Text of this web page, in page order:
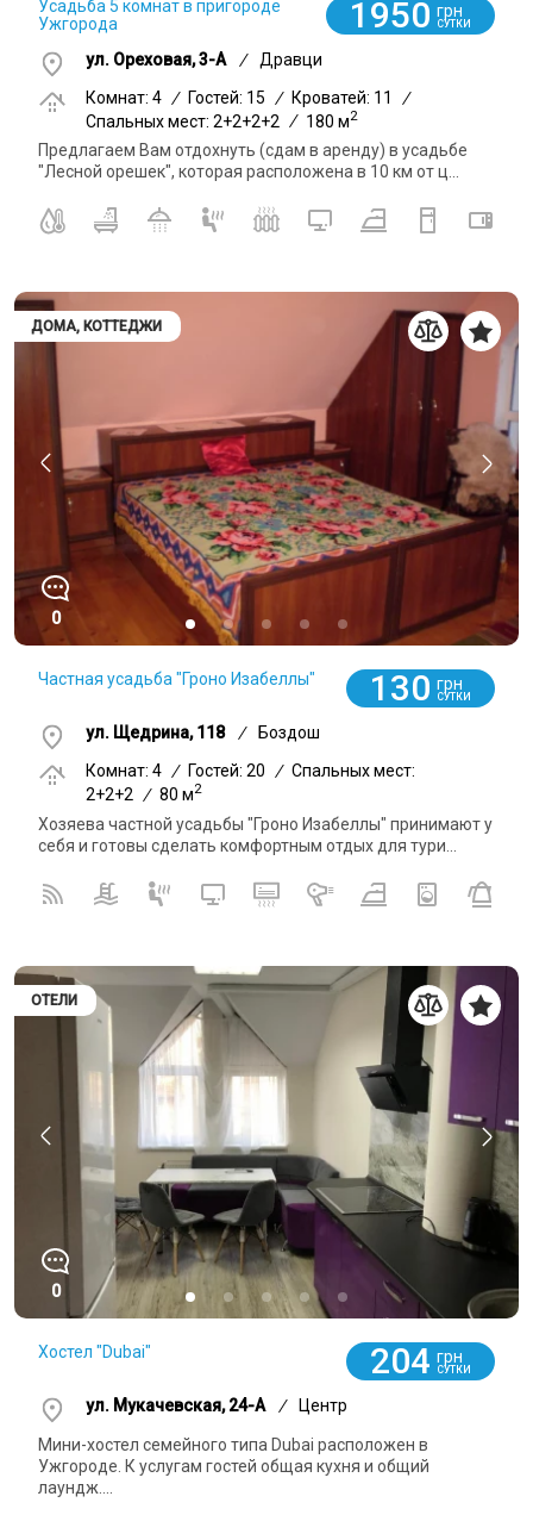
Усадьба 5 комнат в пригороде
Ужгорода
1950 грн
СУТКИ
ул. Ореховая, 3-А /
Дравци
Комнат: 4 / Гостей: 15 / Кроватей: 11
/
Спальных мест: 2+2+2+2
/ 180 м2
Предлагаем Вам отдохнуть (сдам в аренду) в усадьбе
"Лесной орешек", которая расположена в 10 км от ц...
ДОМА, КОТТЕДЖИ
0
Частная усадьба "Гроно Изабеллы" 130 грн
СУТКИ
ул. Щедрина, 118 /
Боздош
Комнат: 4 / Гостей: 20 / Спальных мест:
2+2+2
/ 80 м2
Хозяева частной усадьбы "Гроно Изабеллы" принимают у
себя и готовы сделать комфортным отдых для тури...
ОТЕЛИ
0
Хостел "Dubai" 204 грн
СУТКИ
ул. Мукачевская, 24-А / Центр
Мини-хостел семейного типа Dubai расположен в
Ужгороде. К услугам гостей общая кухня и общий
лаундж....